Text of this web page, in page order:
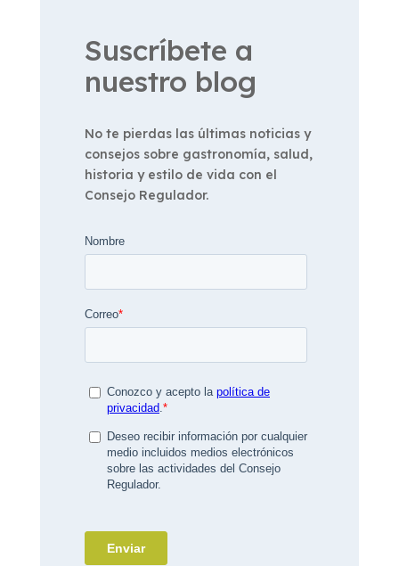
Suscríbete a
nuestro blog
No te pierdas las últimas noticias y
consejos sobre gastronomía, salud,
historia y estilo de vida con el
Consejo Regulador.